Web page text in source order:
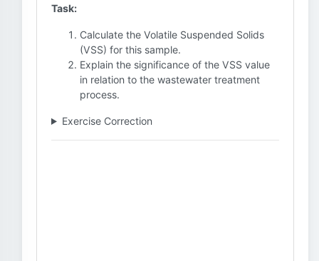
Task:
Calculate the Volatile Suspended Solids
(VSS) for this sample.
Explain the significance of the VSS value
in relation to the wastewater treatment
process.
Exercise Correction